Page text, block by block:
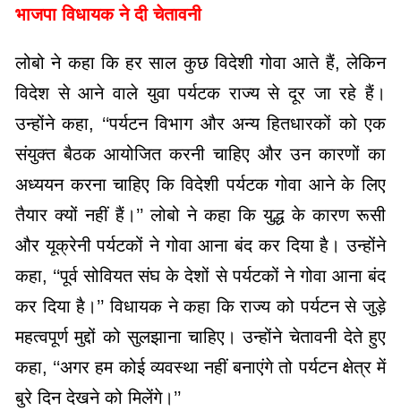
भाजपा विधायक ने दी चेतावनी
लोबो ने कहा कि हर साल कुछ विदेशी गोवा आते हैं, लेकिन
विदेश से आने वाले युवा पर्यटक राज्य से दूर जा रहे हैं।
उन्होंने कहा, ‘‘पर्यटन विभाग और अन्य हितधारकों को एक
संयुक्त बैठक आयोजित करनी चाहिए और उन कारणों का
अध्ययन करना चाहिए कि विदेशी पर्यटक गोवा आने के लिए
तैयार क्यों नहीं हैं।’’ लोबो ने कहा कि युद्ध के कारण रूसी
और यूक्रेनी पर्यटकों ने गोवा आना बंद कर दिया है। उन्होंने
कहा, ‘‘पूर्व सोवियत संघ के देशों से पर्यटकों ने गोवा आना बंद
कर दिया है।’’ विधायक ने कहा कि राज्य को पर्यटन से जुड़े
महत्वपूर्ण मुद्दों को सुलझाना चाहिए। उन्होंने चेतावनी देते हुए
कहा, ‘‘अगर हम कोई व्यवस्था नहीं बनाएंगे तो पर्यटन क्षेत्र में
बुरे दिन देखने को मिलेंगे।’’